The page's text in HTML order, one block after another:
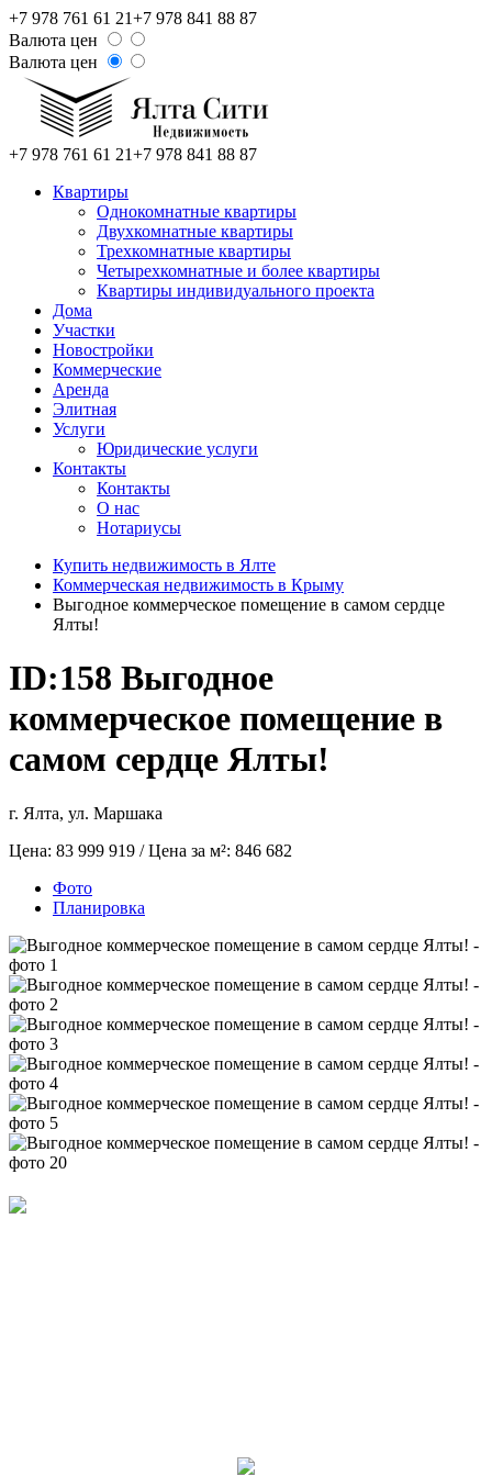
+7 978 761 61 21+7 978 841 88 87
Валюта цен
Валюта цен
+7 978 761 61 21+7 978 841 88 87
Квартиры
Однокомнатные квартиры
Двухкомнатные квартиры
Трехкомнатные квартиры
Четырехкомнатные и более квартиры
Квартиры индивидуального проекта
Дома
Участки
Новостройки
Коммерческие
Аренда
Элитная
Услуги
Юридические услуги
Контакты
Контакты
О нас
Нотариусы
Купить недвижимость в Ялте
Коммерческая недвижимость в Крыму
Выгодное коммерческое помещение в самом сердце
Ялты!
ID:158 Выгодное
коммерческое помещение в
самом сердце Ялты!
г. Ялта, ул. Маршака
Цена: 83 999 919 / Цена за м²: 846 682
Фото
Планировка